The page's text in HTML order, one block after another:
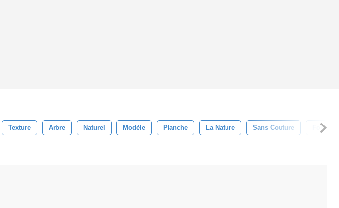
Texture Arbre Naturel Modèle Planche La Nature Sans Couture Foncé